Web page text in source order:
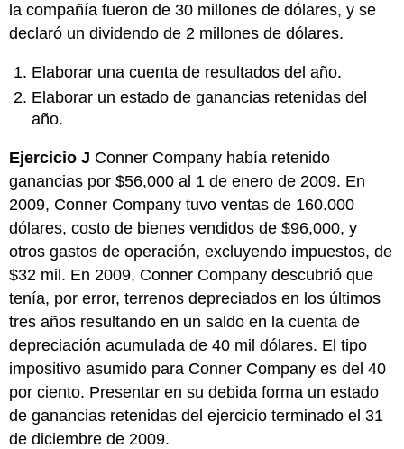
la compañía fueron de 30 millones de dólares, y se
declaró un dividendo de 2 millones de dólares.
Elaborar una cuenta de resultados del año.
Elaborar un estado de ganancias retenidas del
año.
Ejercicio J Conner Company había retenido
ganancias por $56,000 al 1 de enero de 2009. En
2009, Conner Company tuvo ventas de 160.000
dólares, costo de bienes vendidos de $96,000, y
otros gastos de operación, excluyendo impuestos, de
$32 mil. En 2009, Conner Company descubrió que
tenía, por error, terrenos depreciados en los últimos
tres años resultando en un saldo en la cuenta de
depreciación acumulada de 40 mil dólares. El tipo
impositivo asumido para Conner Company es del 40
por ciento. Presentar en su debida forma un estado
de ganancias retenidas del ejercicio terminado el 31
de diciembre de 2009.